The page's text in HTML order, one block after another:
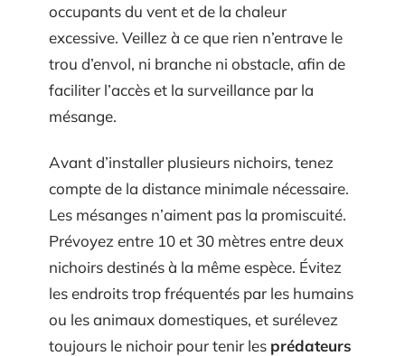
occupants du vent et de la chaleur
excessive. Veillez à ce que rien n’entrave le
trou d’envol, ni branche ni obstacle, afin de
faciliter l’accès et la surveillance par la
mésange.
Avant d’installer plusieurs nichoirs, tenez
compte de la distance minimale nécessaire.
Les mésanges n’aiment pas la promiscuité.
Prévoyez entre 10 et 30 mètres entre deux
nichoirs destinés à la même espèce. Évitez
les endroits trop fréquentés par les humains
ou les animaux domestiques, et surélevez
toujours le nichoir pour tenir les prédateurs